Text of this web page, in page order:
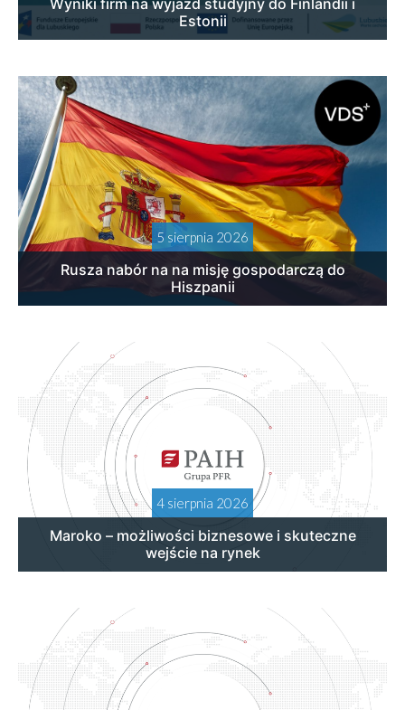
Wyniki firm na wyjazd studyjny do Finlandii i
Estonii
5 sierpnia 2026
Rusza nabór na na misję gospodarczą do
Hiszpanii
4 sierpnia 2026
Maroko – możliwości biznesowe i skuteczne
wejście na rynek